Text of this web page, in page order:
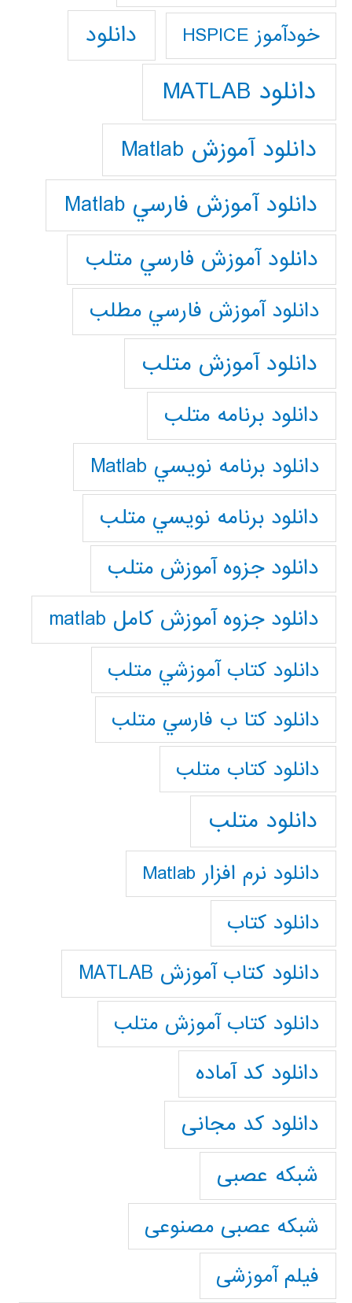
خودآموز HSPICE دانلود
دانلود MATLAB
دانلود آموزش Matlab
دانلود آموزش فارسي Matlab
دانلود آموزش فارسي متلب
دانلود آموزش فارسي مطلب
دانلود آموزش متلب
دانلود برنامه متلب
دانلود برنامه نويسي Matlab
دانلود برنامه نويسي متلب
دانلود جزوه آموزش متلب
دانلود جزوه آموزش کامل matlab
دانلود كتاب آموزشي متلب
دانلود كتا ب فارسي متلب
دانلود كتاب متلب
دانلود متلب
دانلود نرم افزار Matlab
دانلود کتاب
دانلود کتاب آموزش MATLAB
دانلود کتاب آموزش متلب
دانلود کد آماده
دانلود کد مجانی
شبکه عصبی
شبکه عصبی مصنوعی
فیلم آموزشی